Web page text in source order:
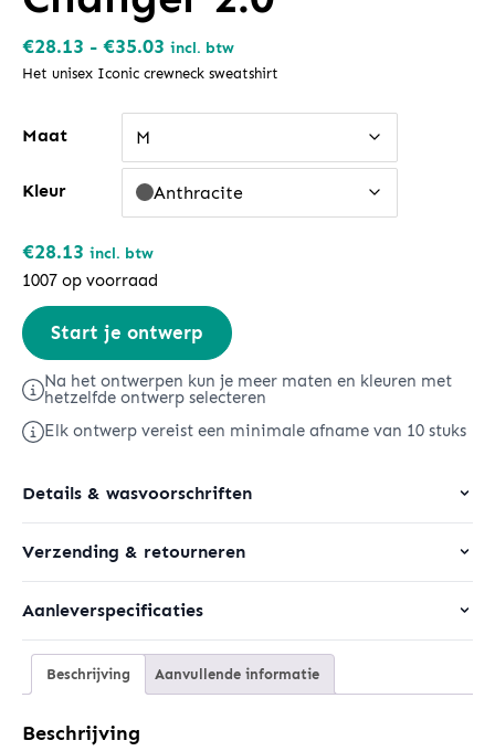
€28.13 - €35.03 Prijsklasse:
€28.13
tot
incl. btw
Het unisex Iconic crewneck sweatshirt
Maat M
Kleur Anthracite
€28.13 incl. btw
1007 op voorraad
Changer
2.0
aantal
Start je ontwerp
Na het ontwerpen kun je meer maten en kleuren met
hetzelfde ontwerp selecteren
Elk ontwerp vereist een minimale afname van 10 stuks
Details & wasvoorschriften
Verzending & retourneren
Aanleverspecificaties
Beschrijving Aanvullende informatie
Beschrijving